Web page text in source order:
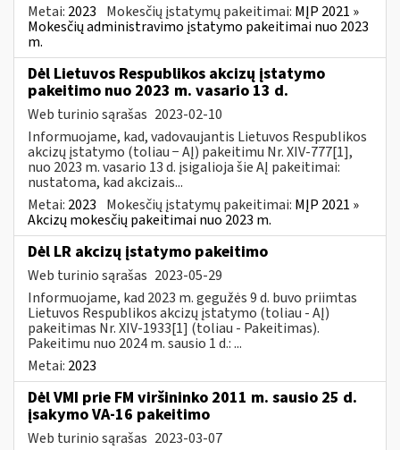
Metai: 2023 Mokesčių įstatymų pakeitimai: MĮP 2021 »
Mokesčių administravimo įstatymo pakeitimai nuo 2023
m.
Dėl Lietuvos Respublikos akcizų įstatymo
pakeitimo nuo 2023 m. vasario 13 d.
Web turinio sąrašas 2023-02-10
Informuojame, kad, vadovaujantis Lietuvos Respublikos
akcizų įstatymo (toliau − AĮ) pakeitimu Nr. XIV-777[1],
nuo 2023 m. vasario 13 d. įsigalioja šie AĮ pakeitimai:
nustatoma, kad akcizais...
Metai: 2023 Mokesčių įstatymų pakeitimai: MĮP 2021 »
Akcizų mokesčių pakeitimai nuo 2023 m.
Dėl LR akcizų įstatymo pakeitimo
Web turinio sąrašas 2023-05-29
Informuojame, kad 2023 m. gegužės 9 d. buvo priimtas
Lietuvos Respublikos akcizų įstatymo (toliau - AĮ)
pakeitimas Nr. XIV-1933[1] (toliau - Pakeitimas).
Pakeitimu nuo 2024 m. sausio 1 d.: ...
Metai: 2023
Dėl VMI prie FM viršininko 2011 m. sausio 25 d.
įsakymo VA-16 pakeitimo
Web turinio sąrašas 2023-03-07